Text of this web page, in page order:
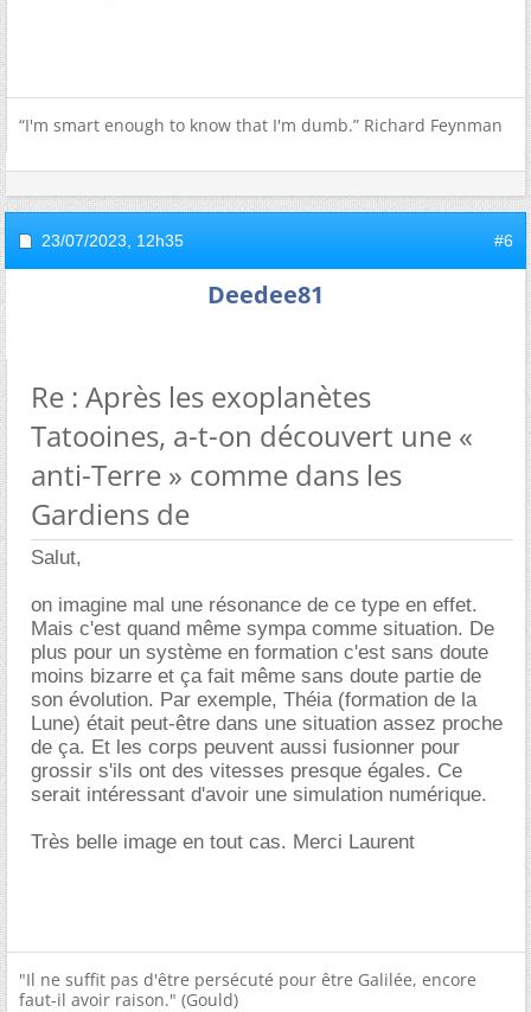
“I'm smart enough to know that I'm dumb.” Richard Feynman
23/07/2023, 12h35 #6
Deedee81
Re : Après les exoplanètes
Tatooines, a-t-on découvert une «
anti-Terre » comme dans les
Gardiens de
Salut,
on imagine mal une résonance de ce type en effet.
Mais c'est quand même sympa comme situation. De
plus pour un système en formation c'est sans doute
moins bizarre et ça fait même sans doute partie de
son évolution. Par exemple, Théia (formation de la
Lune) était peut-être dans une situation assez proche
de ça. Et les corps peuvent aussi fusionner pour
grossir s'ils ont des vitesses presque égales. Ce
serait intéressant d'avoir une simulation numérique.
Très belle image en tout cas. Merci Laurent
"Il ne suffit pas d'être persécuté pour être Galilée, encore
faut-il avoir raison." (Gould)